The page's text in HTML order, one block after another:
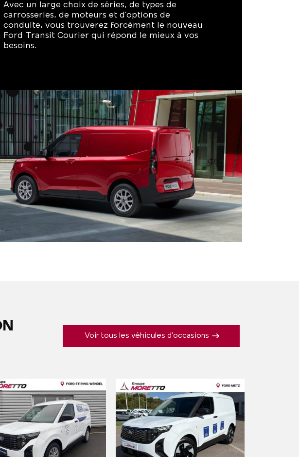
Avec un large choix de séries, de types de
carrosseries, de moteurs et d'options de
conduite, vous trouverez forcément le nouveau
Ford Transit Courier qui répond le mieux à vos
besoins.
Voir tous les véhicules d'occasions